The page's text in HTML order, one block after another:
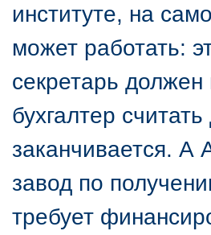
институте, на
может работать:
секретарь
бухгалтер
заканчивается. А
завод по
требует